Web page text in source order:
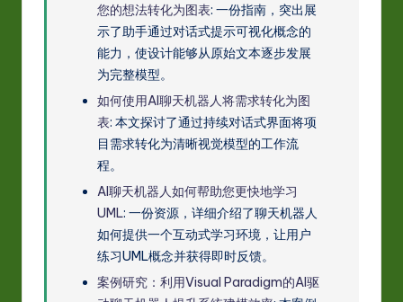
您的想法转化为图表: 一份指南，突出展
示了助手通过对话式提示可视化概念的
能力，使设计能够从原始文本逐步发展
为完整模型。
如何使用AI聊天机器人将需求转化为图
表: 本文探讨了通过持续对话式界面将项
目需求转化为清晰视觉模型的工作流
程。
AI聊天机器人如何帮助您更快地学习
UML: 一份资源，详细介绍了聊天机器人
如何提供一个互动式学习环境，让用户
练习UML概念并获得即时反馈。
案例研究：利用Visual Paradigm的AI驱